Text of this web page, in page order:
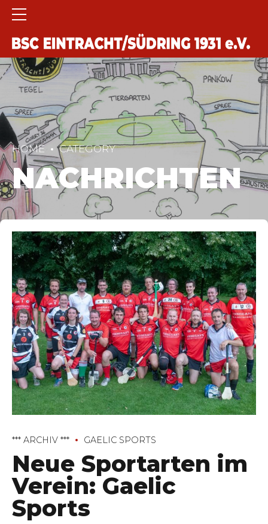
HOME CATEGORY
NACHRICHTEN
*** ARCHIV *** GAELIC SPORTS
Neue Sportarten im
Verein: Gaelic
Sports